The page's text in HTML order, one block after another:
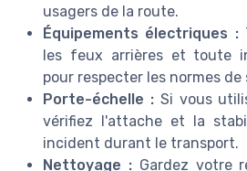
usagers de la route.
Équipements électriques :
les feux arrières et toute
pour respecter les normes de
Porte-échelle :Si vous
vérifiez l'attache et la
incident durant le transport.
Nettoyage :Gardez votre